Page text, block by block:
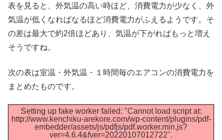
表を見ると、外気温の高い時ほど、消費電力が少なく、外
気温が低くなればなるほど消費電力がふえるようです。そ
の差は最大で約2倍ほどあり、気温が下がればもっと増え
そうですね。
次の表は室温・外気温・１時間毎のエアコンの消費電力を
まとめたものです。
Setting up fake worker failed: "Cannot load script at:
http://www.kenchiku-arekore.com/wp-content/plugins/pdf-
embedder/assets/js/pdfjs/pdf.worker.min.js?
ver=4.6.4&fver=20220107012722".